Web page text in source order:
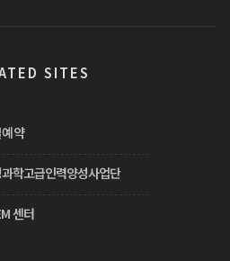
SITES
약
학고급인력양성사업단
센터